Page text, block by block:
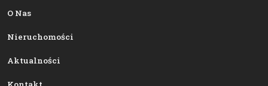
O Nas
Nieruchomości
Aktualności